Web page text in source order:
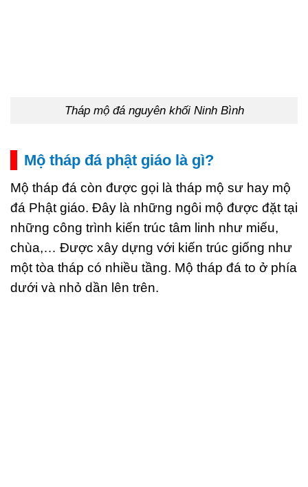
Tháp mộ đá nguyên khối Ninh Bình
Mộ tháp đá phật giáo là gì?
Mộ tháp đá còn được gọi là tháp mộ sư hay mộ
đá Phật giáo. Đây là những ngôi mộ được đặt tại
những công trình kiến trúc tâm linh như miếu,
chùa,… Được xây dựng với kiến trúc giống như
một tòa tháp có nhiều tầng. Mộ tháp đá to ở phía
dưới và nhỏ dần lên trên.